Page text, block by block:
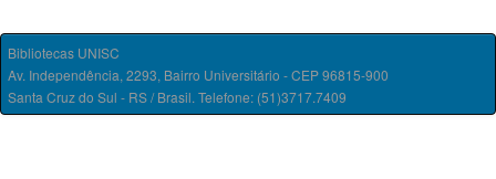
Bibliotecas UNISC
Av. Independência, 2293, Bairro Universitário - CEP 96815-900
Santa Cruz do Sul - RS / Brasil. Telefone: (51)3717.7409